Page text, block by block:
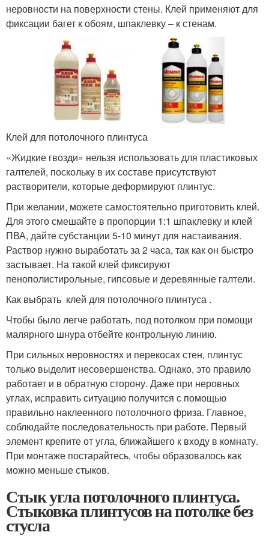
неровности на поверхности стены. Клей применяют для
фиксации багет к обоям, шпаклевку – к стенам.
Клей для потолочного плинтуса
«Жидкие гвозди» нельзя использовать для пластиковых
галтелей, поскольку в их составе присутствуют
растворители, которые деформируют плинтус.
При желании, можете самостоятельно приготовить клей.
Для этого смешайте в пропорции 1:1 шпаклевку и клей
ПВА, дайте субстанции 5-10 минут для настаивания.
Раствор нужно выработать за 2 часа, так как он быстро
застывает. На такой клей фиксируют
пенополистирольные, гипсовые и деревянные галтели.
Как выбрать клей для потолочного плинтуса .
Чтобы было легче работать, под потолком при помощи
малярного шнура отбейте контрольную линию.
При сильных неровностях и перекосах стен, плинтус
только выделит несовершенства. Однако, это правило
работает и в обратную сторону. Даже при неровных
углах, исправить ситуацию получится с помощью
правильно наклеенного потолочного фриза. Главное,
соблюдайте последовательность при работе. Первый
элемент крепите от угла, ближайшего к входу в комнату.
При монтаже постарайтесь, чтобы образовалось как
можно меньше стыков.
Стык угла потолочного плинтуса.
Стыковка плинтусов на потолке без
стусла